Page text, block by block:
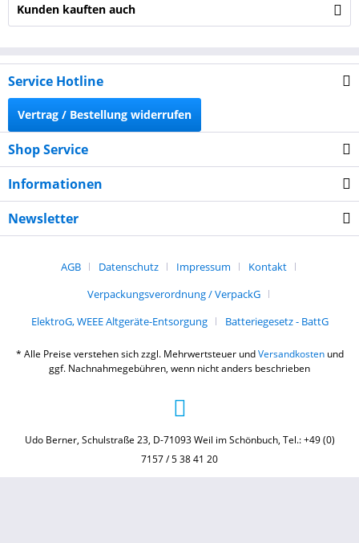
Kunden kauften auch
Service Hotline
Vertrag / Bestellung widerrufen
Shop Service
Informationen
Newsletter
AGB Datenschutz Impressum
Kontakt
Verpackungsverordnung / VerpackG
ElektroG, WEEE Altgeräte-Entsorgung
Batteriegesetz - BattG
* Alle Preise verstehen sich zzgl. Mehrwertsteuer undVersandkostenund
ggf. Nachnahmegebühren, wenn nicht anders beschrieben
Udo Berner, Schulstraße 23, D-71093 Weil im Schönbuch, Tel.: +49 (0)
7157 / 5 38 41 20